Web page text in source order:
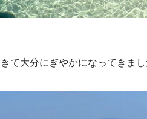
て大分にぎやかになってきま